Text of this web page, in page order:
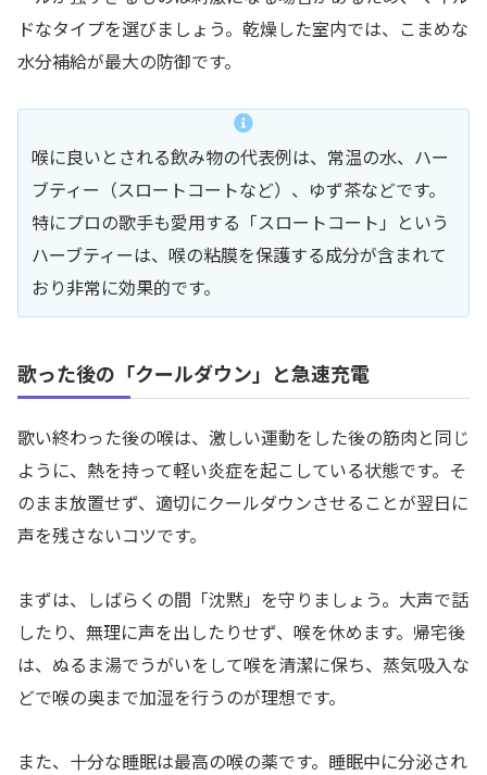
ドなタイプを選びましょう。乾燥した室内では、こまめな
水分補給が最大の防御です。
喉に良いとされる飲み物の代表例は、常温の水、ハー
ブティー（スロートコートなど）、ゆず茶などです。
特にプロの歌手も愛用する「スロートコート」という
ハーブティーは、喉の粘膜を保護する成分が含まれて
おり非常に効果的です。
歌った後の「クールダウン」と急速充電
歌い終わった後の喉は、激しい運動をした後の筋肉と同じ
ように、熱を持って軽い炎症を起こしている状態です。そ
のまま放置せず、適切にクールダウンさせることが翌日に
声を残さないコツです。
まずは、しばらくの間「沈黙」を守りましょう。大声で話
したり、無理に声を出したりせず、喉を休めます。帰宅後
は、ぬるま湯でうがいをして喉を清潔に保ち、蒸気吸入な
どで喉の奥まで加湿を行うのが理想です。
また、十分な睡眠は最高の喉の薬です。睡眠中に分泌され